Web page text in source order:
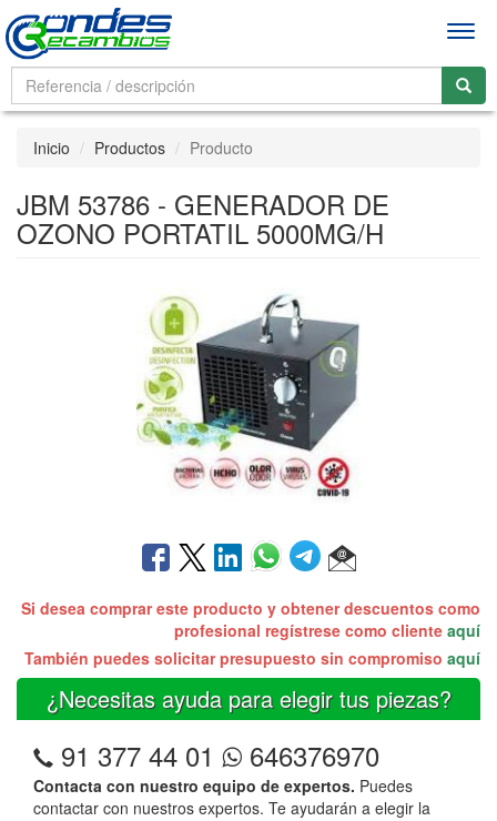
Inicio Productos Producto
JBM 53786 - GENERADOR DE
OZONO PORTATIL 5000MG/H
Si desea comprar este producto y obtener descuentos como
profesional regístrese como cliente aquí
También puedes solicitar presupuesto sin compromiso aquí
¿Necesitas ayuda para elegir tus piezas?
91 377 44 01 646376970
Contacta con nuestro equipo de expertos. Puedes
contactar con nuestros expertos. Te ayudarán a elegir la